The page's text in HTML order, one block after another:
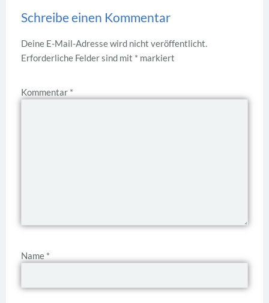
Schreibe einen Kommentar
Deine E-Mail-Adresse wird nicht veröffentlicht.
Erforderliche Felder sind mit * markiert
Kommentar *
Name *